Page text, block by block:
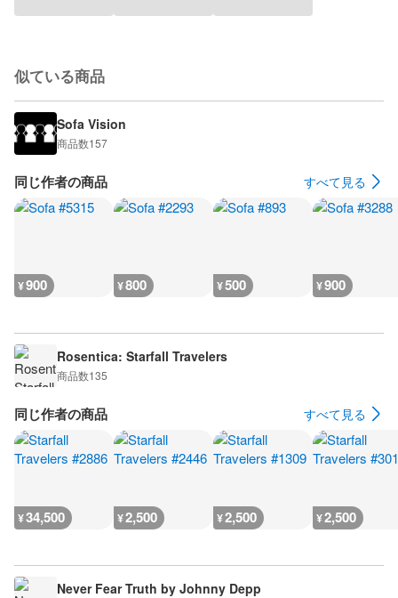
似ている商品
Sofa Vision
商品数157
同じ作者の商品 すべて見る
¥900 ¥800 ¥500 ¥900
Rosentica: Starfall Travelers
商品数135
同じ作者の商品 すべて見る
¥34,500 ¥2,500 ¥2,500 ¥2,500
Never Fear Truth by Johnny Depp